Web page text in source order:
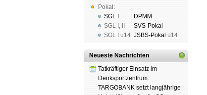
Pokal:
SGL I
SGL I ,
SGL I
u14
DPMM
SVS-Pokal
JSBS-Pokal u14
Neueste Nachrichten
Tatkräftiger Einsatz im
Denksportzentrum:
TARGOBANK setzt langjährige